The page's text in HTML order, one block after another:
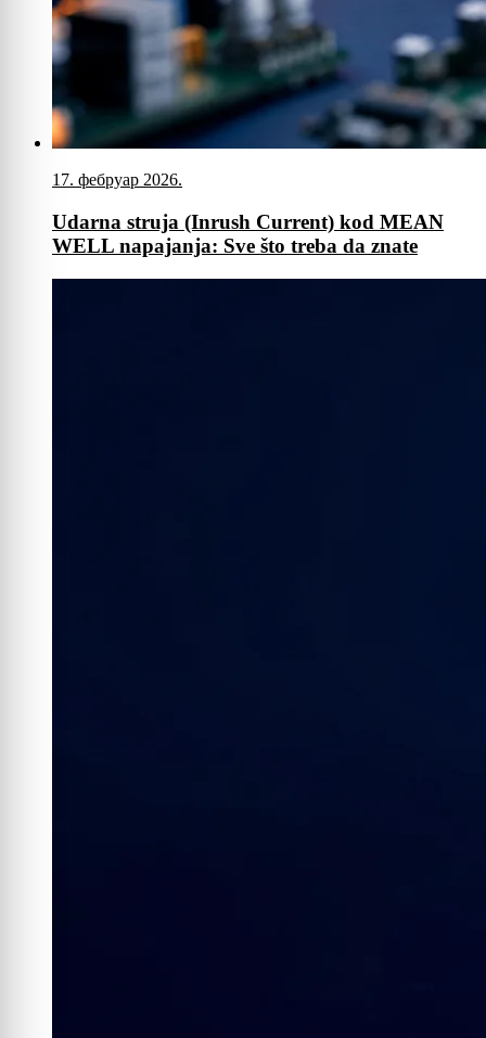
17. фебруар 2026.
Udarna struja (Inrush Current) kod MEAN
WELL napajanja: Sve što treba da znate